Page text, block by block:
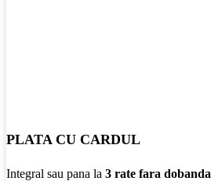
PLATA CU CARDUL
Integral sau pana la 3 rate fara dobanda